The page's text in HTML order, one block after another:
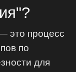
это процесс
по
для